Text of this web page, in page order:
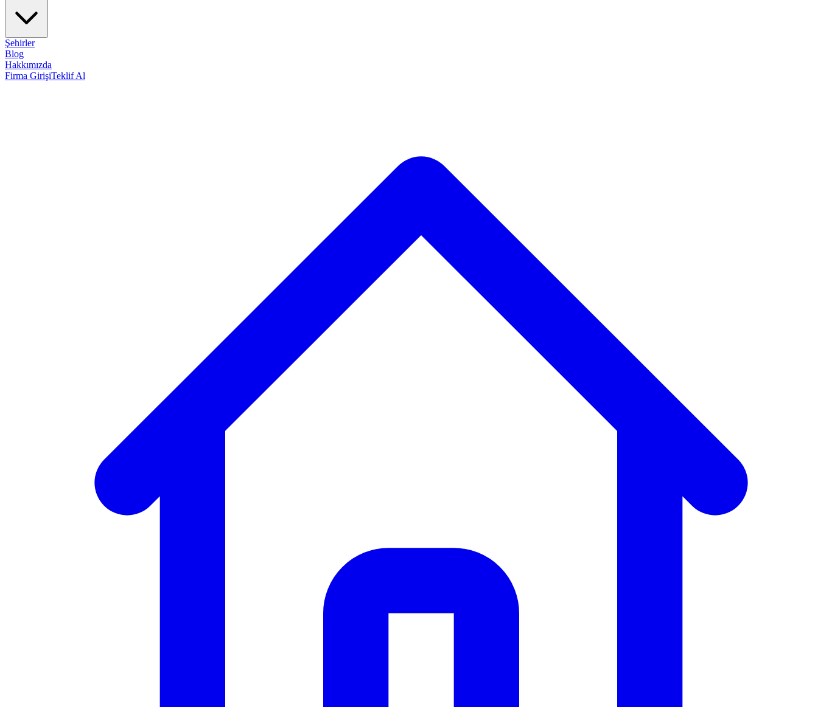
Şehirler
Blog
Hakkımızda
Firma GirişiTeklif Al